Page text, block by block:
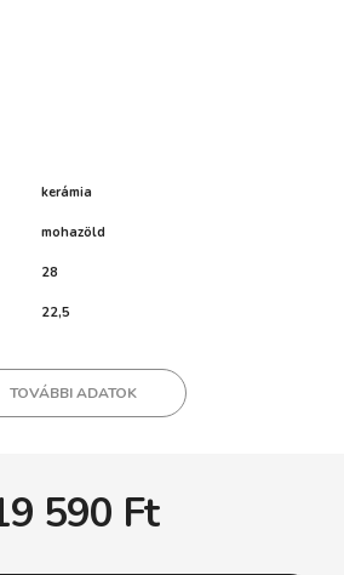
kerámia
mohazöld
28
22,5
TOVÁBBI ADATOK
590 Ft